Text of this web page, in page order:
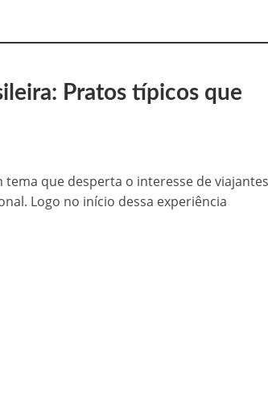
Pratos típicos que
que desperta o interesse de
Logo no início dessa experiência